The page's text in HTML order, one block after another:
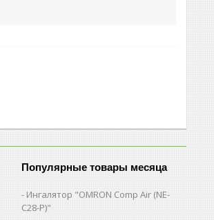
Популярные товары месяца
Ингалятор "OMRON Comp Air (NE-
C28-Р)"